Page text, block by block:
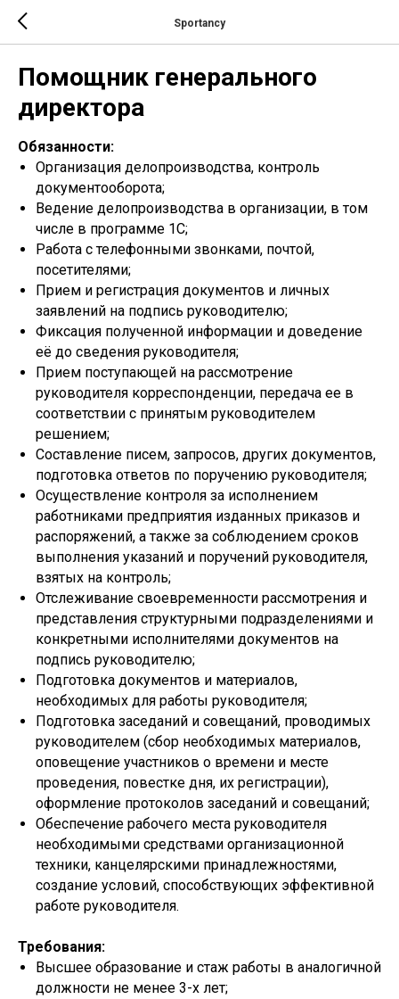
Sportancy
Помощник генерального
директора
Обязанности:
Организация делопроизводства, контроль
документооборота;
Ведение делопроизводства в организации, в том
числе в программе 1С;
Работа с телефонными звонками, почтой,
посетителями;
Прием и регистрация документов и личных
заявлений на подпись руководителю;
Фиксация полученной информации и доведение
её до сведения руководителя;
Прием поступающей на рассмотрение
руководителя корреспонденции, передача ее в
соответствии с принятым руководителем
решением;
Составление писем, запросов, других документов,
подготовка ответов по поручению руководителя;
Осуществление контроля за исполнением
работниками предприятия изданных приказов и
распоряжений, а также за соблюдением сроков
выполнения указаний и поручений руководителя,
взятых на контроль;
Отслеживание своевременности рассмотрения и
представления структурными подразделениями и
конкретными исполнителями документов на
подпись руководителю;
Подготовка документов и материалов,
необходимых для работы руководителя;
Подготовка заседаний и совещаний, проводимых
руководителем (сбор необходимых материалов,
оповещение участников о времени и месте
проведения, повестке дня, их регистрации),
оформление протоколов заседаний и совещаний;
Обеспечение рабочего места руководителя
необходимыми средствами организационной
техники, канцелярскими принадлежностями,
создание условий, способствующих эффективной
работе руководителя.
Требования:
Высшее образование и стаж работы в аналогичной
должности не менее 3-х лет;